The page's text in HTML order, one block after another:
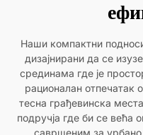
Наши компактни
дизајнирани да се
срединама где је
рационалан отпечатак
тесна грађевинска
подручја где би се већа
савршеним за